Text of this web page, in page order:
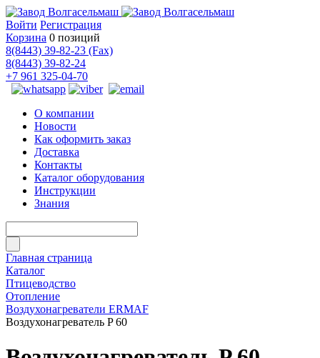
Войти Регистрация
Корзина 0 позиций
8(8443) 39-82-23 (Fax)
8(8443) 39-82-24
+7 961 325-04-70
О компании
Новости
Как оформить заказ
Доставка
Контакты
Каталог оборудования
Инструкции
Знания
Главная страница
Каталог
Птицеводство
Отопление
Воздухонагреватели ERMAF
Воздухонагреватель P 60